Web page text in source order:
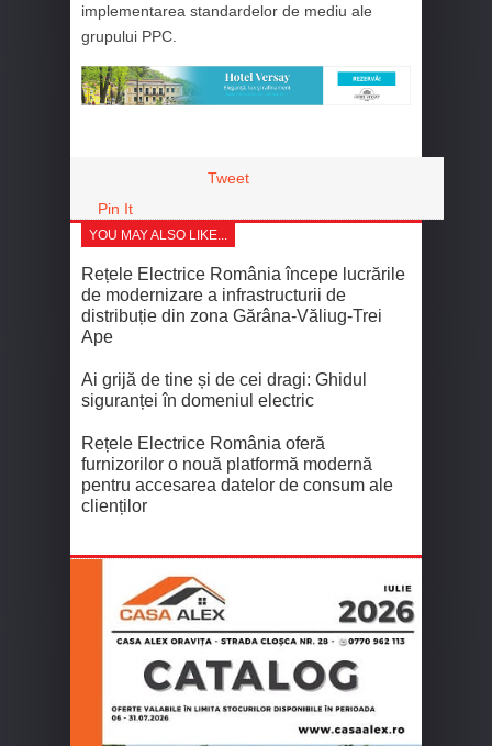
implementarea standardelor de mediu ale
grupului PPC.
Tweet
Pin It
YOU MAY ALSO LIKE...
Rețele Electrice România începe lucrările
de modernizare a infrastructurii de
distribuție din zona Gărâna-Văliug-Trei
Ape
Ai grijă de tine și de cei dragi: Ghidul
siguranței în domeniul electric
Rețele Electrice România oferă
furnizorilor o nouă platformă modernă
pentru accesarea datelor de consum ale
clienților